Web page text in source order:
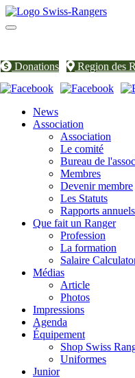
Toggle
Donations Region des
News
Association
Association
Le comité
Bureau de
Membres
Devenir membre
Les Statuts
Rapports annuels
Que fait un Ranger
Profession
La formation
Salaire
Médias
Article
Photos
Impressions
Agenda
Équipement
Shop Swiss
Uniformes
Junior